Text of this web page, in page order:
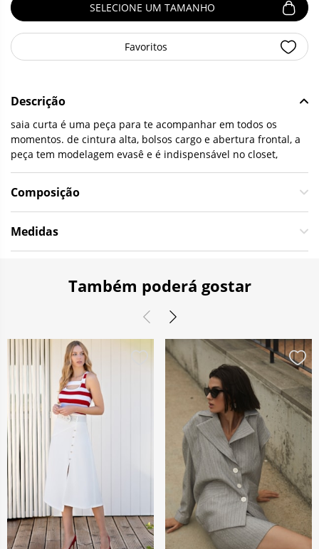
SELECIONE UM TAMANHO
Favoritos
Descrição
saia curta é uma peça para te acompanhar em todos os
momentos. de cintura alta, bolsos cargo e abertura frontal, a
peça tem modelagem evasê e é indispensável no closet,
Composição
Medidas
Também poderá gostar